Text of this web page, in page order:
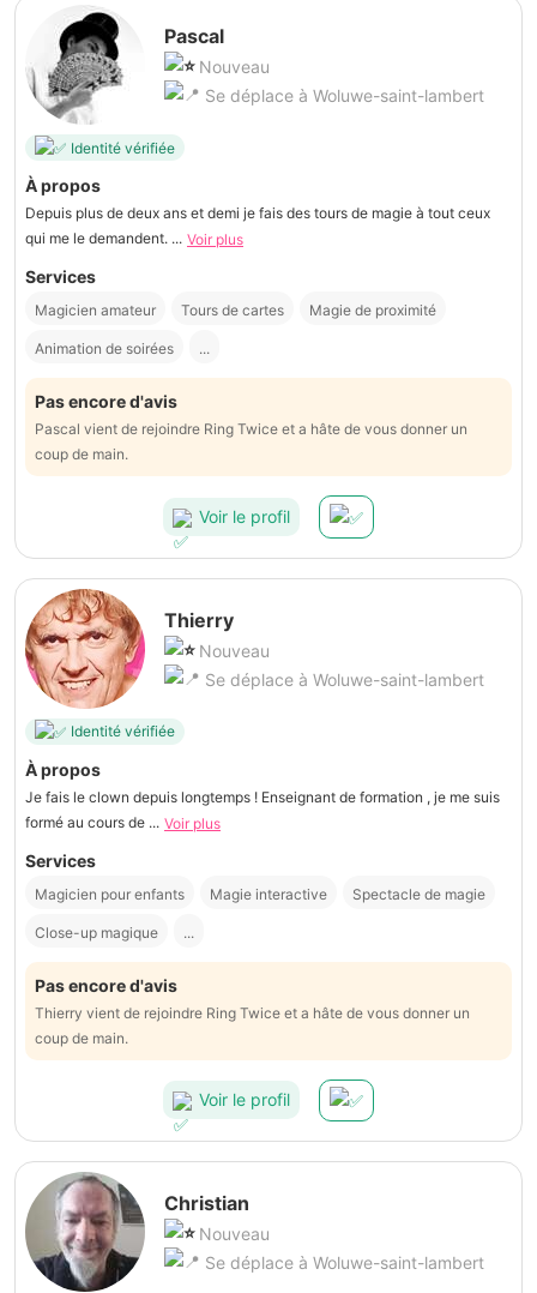
Pascal
Nouveau
Se déplace à Woluwe-saint-lambert
Identité vérifiée
À propos
Depuis plus de deux ans et demi je fais des tours de magie à tout ceux
qui me le demandent. ... Voir plus
Services
Magicien amateur Tours de cartes Magie de proximité
Animation de soirées ...
Pas encore d'avis
Pascal vient de rejoindre Ring Twice et a hâte de vous donner un
coup de main.
Voir le profil
Thierry
Nouveau
Se déplace à Woluwe-saint-lambert
Identité vérifiée
À propos
Je fais le clown depuis longtemps ! Enseignant de formation , je me suis
formé au cours de ... Voir plus
Services
Magicien pour enfants Magie interactive Spectacle de magie
Close-up magique ...
Pas encore d'avis
Thierry vient de rejoindre Ring Twice et a hâte de vous donner un
coup de main.
Voir le profil
Christian
Nouveau
Se déplace à Woluwe-saint-lambert